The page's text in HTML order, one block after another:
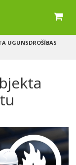
UGUNSDROŠĪBAS